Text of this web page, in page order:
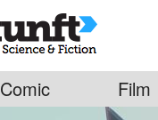
Comic Film